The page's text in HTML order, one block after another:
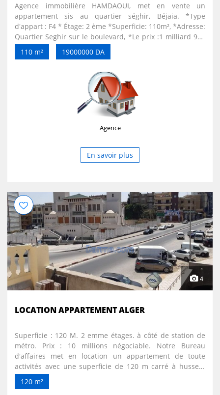
Agence immobilière HAMDAOUI, met en vente un
appartement sis au quartier séghir, Béjaia. *Type
d'appart : F4 * Étage: 2 ème *Superficie: 110m², *Adresse:
Quartier Seghir sur le boulevard, *Le prix :1 milliard 900
*Situation juridique: acte Pour plus d'informations ou
réservations, veuillez nous contacter aux: 034 81 81 95 /
110 m² 19000000 DA
Agence
En savoir plus
4
LOCATION APPARTEMENT ALGER
Superficie : 120 M. 2 emme étages. à côté de station de
métro. Prix : 10 millions négociable. Notre Bureau
d'affaires met en location un appartement de toute
activités avec une superficie de 120 m carré à hussein
dey [ cité amirouche ] à côté de station de métro.elle
conviendrait comme une cabinet dentaire ou un Bureau
120 m²